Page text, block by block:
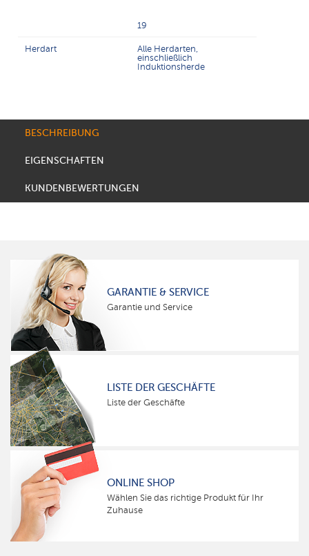
19
Herdart
Alle Herdarten,
einschließlich
Induktionsherde
BESCHREIBUNG
EIGENSCHAFTEN
KUNDENBEWERTUNGEN
GARANTIE & SERVICE
Garantie und Service
LISTE DER GESCHÄFTE
Liste der Geschäfte
ONLINE SHOP
Wählen Sie das richtige Produkt für Ihr
Zuhause